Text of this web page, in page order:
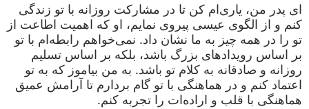
ای پدر من، یاری‌ام کن تا در مشارکت روزانه با تو زندگی
کنم و از الگوی عیسی پیروی نمایم، او که اهمیت اطاعت از
تو را در همه چیز به ما نشان داد. نمی‌خواهم رابطه‌ام با تو
بر اساس رویدادهای بزرگ باشد، بلکه بر اساس تسلیم
روزانه و صادقانه به کلام تو باشد. به من بیاموز که به تو
اعتماد کنم و در هماهنگی با تو گام بردارم تا آرامش عمیق
هماهنگی با قلب و اراده‌ات را تجربه کنم.